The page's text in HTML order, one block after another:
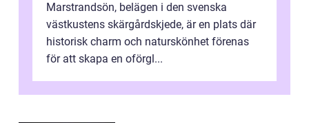
Marstrandsön, belägen i den svenska
västkustens skärgårdskjede, är en plats där
historisk charm och naturskönhet förenas
för att skapa en oförgl...